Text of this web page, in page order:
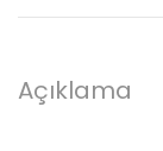
adet
Açıklama